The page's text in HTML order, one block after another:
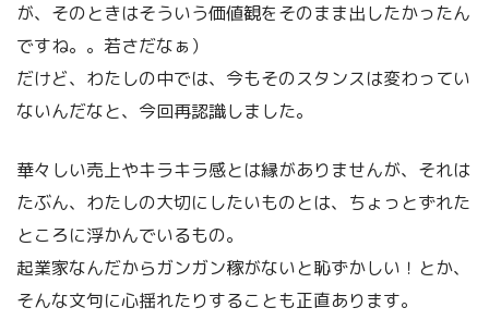
が、そのときはそういう価値観をそのまま出したかったん
ですね。。若さだなぁ）
だけど、わたしの中では、今もそのスタンスは変わってい
ないんだなと、今回再認識しました。
華々しい売上やキラキラ感とは縁がありませんが、それは
たぶん、わたしの大切にしたいものとは、ちょっとずれた
ところに浮かんでいるもの。
起業家なんだからガンガン稼がないと恥ずかしい！とか、
そんな文句に心揺れたりすることも正直あります。